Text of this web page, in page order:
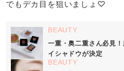
でもデカ目を狙いましょ♡
BEAUTY
一重・奥二重さん必見
イシャドウが決定
BEAUTY